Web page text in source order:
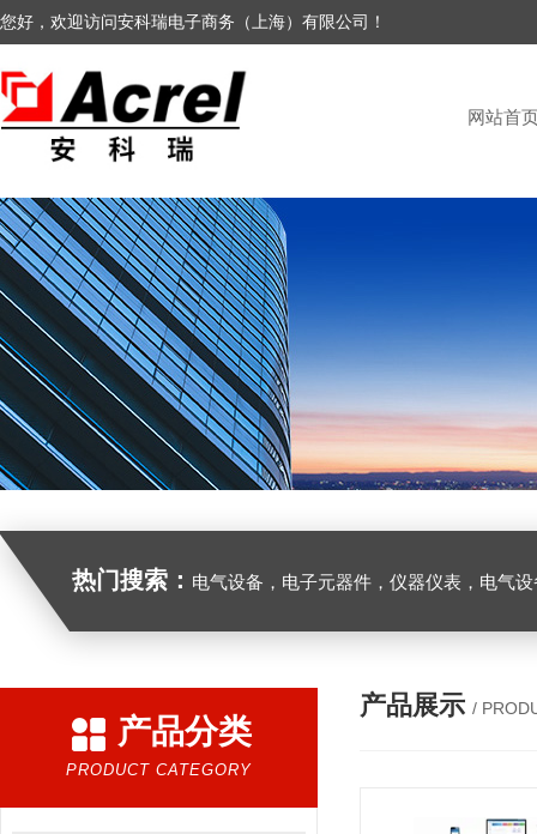
您好，欢迎访问安科瑞电子商务（上海）有限公司！
网站首
热门搜索： 电气设备，电子元器件，仪器仪表，电气
产品分类
PRODUCT CATEGORY
产品展示 /